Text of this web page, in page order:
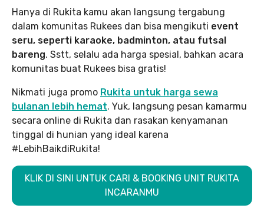
Hanya di Rukita kamu akan langsung tergabung
dalam komunitas Rukees dan bisa mengikuti event
seru, seperti karaoke, badminton, atau futsal
bareng. Sstt, selalu ada harga spesial, bahkan acara
komunitas buat Rukees bisa gratis!
Nikmati juga promo Rukita untuk harga sewa
bulanan lebih hemat. Yuk, langsung pesan kamarmu
secara online di Rukita dan rasakan kenyamanan
tinggal di hunian yang ideal karena
#LebihBaikdiRukita!
KLIK DI SINI UNTUK CARI & BOOKING UNIT RUKITA
INCARANMU